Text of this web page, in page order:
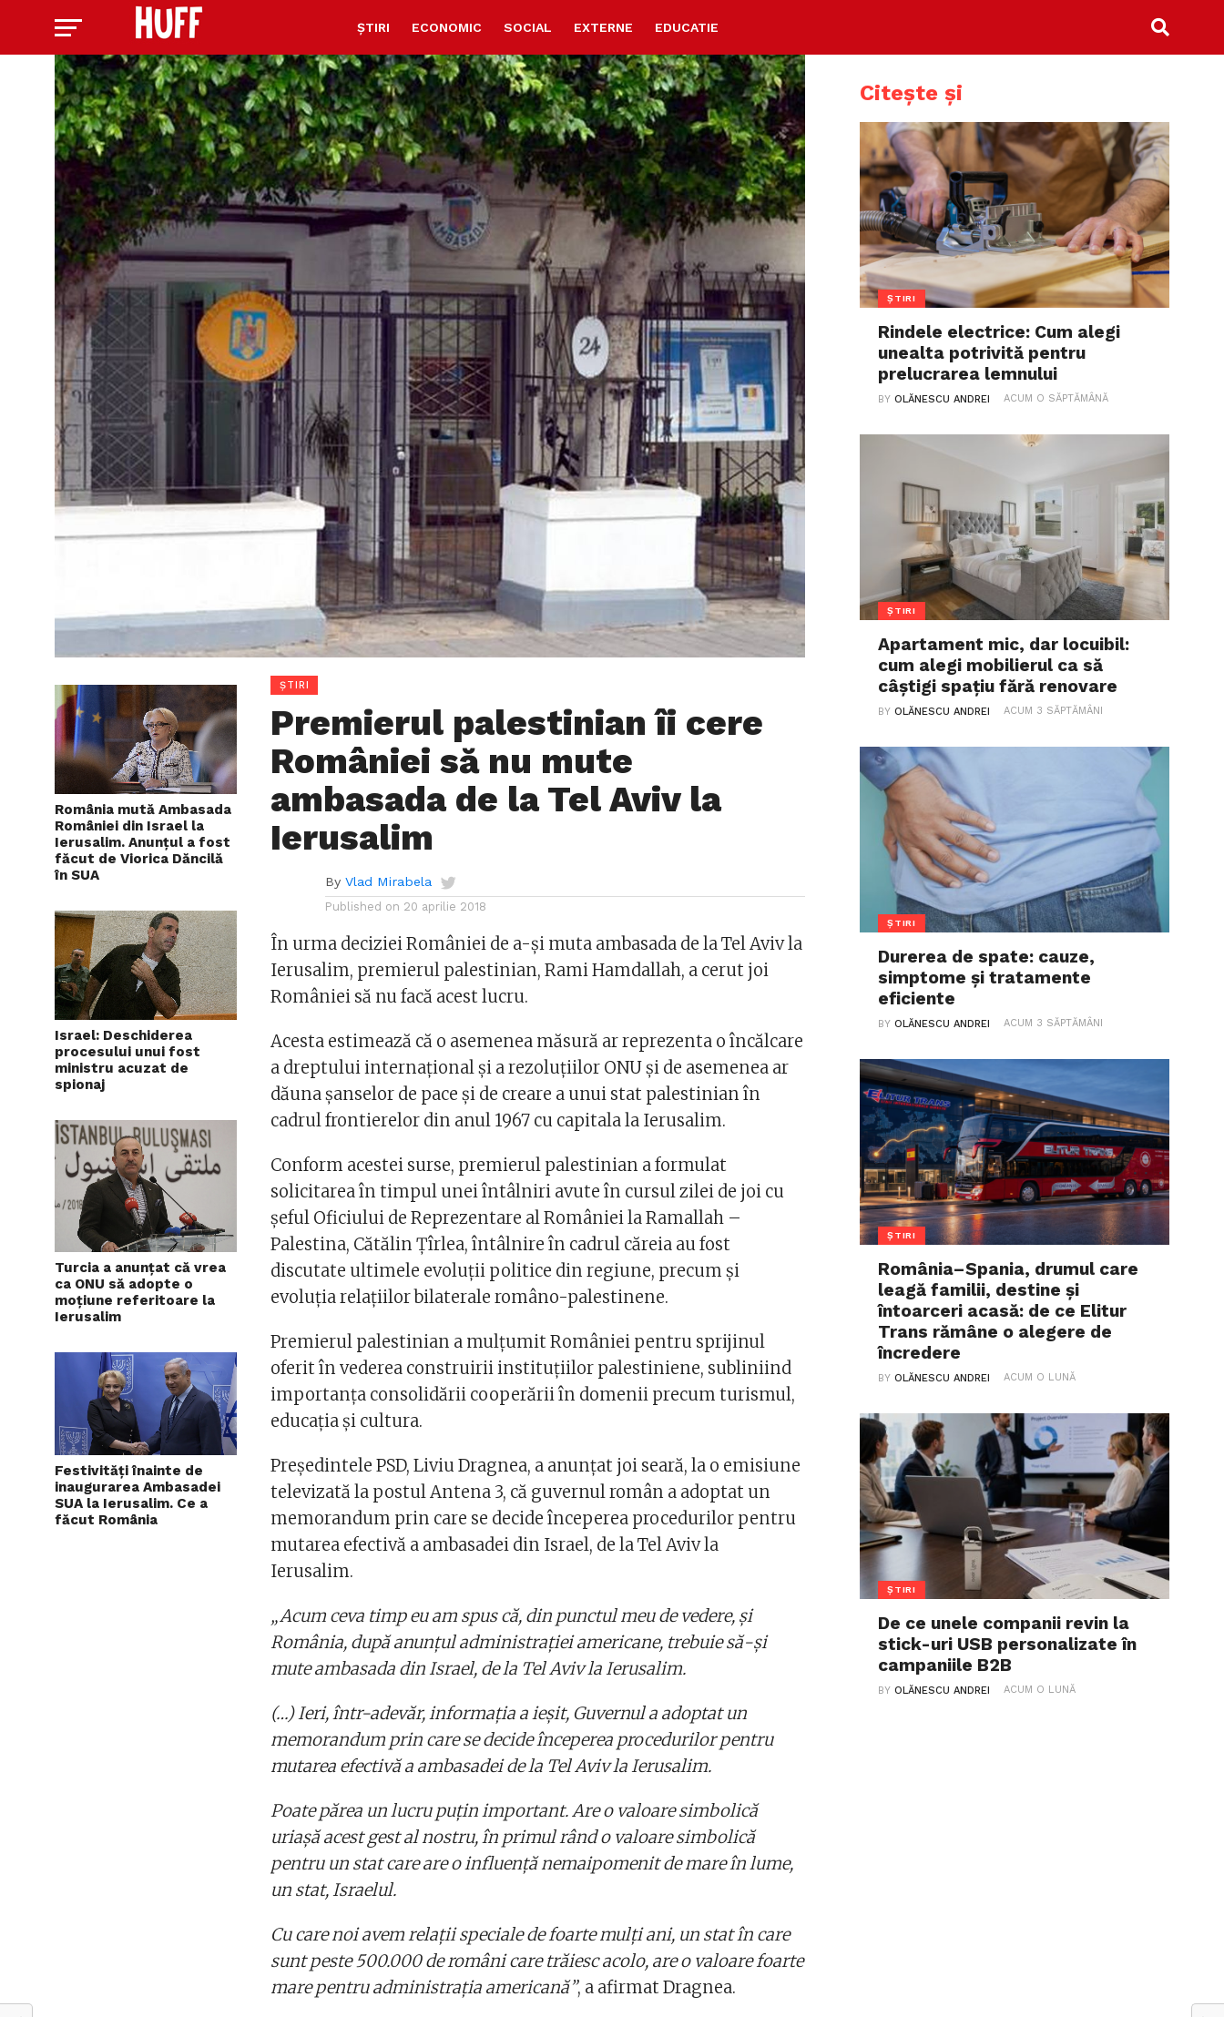
ȘTIRI ECONOMIC SOCIAL EXTERNE EDUCATIE
România mută Ambasada
României din Israel la
Ierusalim. Anunțul a fost
făcut de Viorica Dăncilă
în SUA
Israel: Deschiderea
procesului unui fost
ministru acuzat de
spionaj
Turcia a anunțat că vrea
ca ONU să adopte o
moțiune referitoare la
Ierusalim
Festivități înainte de
inaugurarea Ambasadei
SUA la Ierusalim. Ce a
făcut România
ȘTIRI
Premierul palestinian îi cere
României să nu mute
ambasada de la Tel Aviv la
Ierusalim
By Vlad Mirabela
Published on 20 aprilie 2018
În urma deciziei României de a-și muta ambasada de la Tel Aviv la
Ierusalim, premierul palestinian, Rami Hamdallah, a cerut joi
României să nu facă acest lucru.
Acesta estimează că o asemenea măsură ar reprezenta o încălcare
a dreptului internaţional şi a rezoluţiilor ONU şi de asemenea ar
dăuna şanselor de pace şi de creare a unui stat palestinian în
cadrul frontierelor din anul 1967 cu capitala la Ierusalim.
Conform acestei surse, premierul palestinian a formulat
solicitarea în timpul unei întâlniri avute în cursul zilei de joi cu
şeful Oficiului de Reprezentare al României la Ramallah –
Palestina, Cătălin Ţîrlea, întâlnire în cadrul căreia au fost
discutate ultimele evoluţii politice din regiune, precum şi
evoluţia relaţiilor bilaterale româno-palestinene.
Premierul palestinian a mulţumit României pentru sprijinul
oferit în vederea construirii instituţiilor palestiniene, subliniind
importanţa consolidării cooperării în domenii precum turismul,
educaţia şi cultura.
Preşedintele PSD, Liviu Dragnea, a anunţat joi seară, la o emisiune
televizată la postul Antena 3, că guvernul român a adoptat un
memorandum prin care se decide începerea procedurilor pentru
mutarea efectivă a ambasadei din Israel, de la Tel Aviv la
Ierusalim.
„Acum ceva timp eu am spus că, din punctul meu de vedere, şi
România, după anunţul administraţiei americane, trebuie să-şi
mute ambasada din Israel, de la Tel Aviv la Ierusalim.
(…) Ieri, într-adevăr, informaţia a ieşit, Guvernul a adoptat un
memorandum prin care se decide începerea procedurilor pentru
mutarea efectivă a ambasadei de la Tel Aviv la Ierusalim.
Poate părea un lucru puţin important. Are o valoare simbolică
uriaşă acest gest al nostru, în primul rând o valoare simbolică
pentru un stat care are o influenţă nemaipomenit de mare în lume,
un stat, Israelul.
Cu care noi avem relaţii speciale de foarte mulţi ani, un stat în care
sunt peste 500.000 de români care trăiesc acolo, are o valoare foarte
mare pentru administraţia americană”, a afirmat Dragnea.
Citește și
ȘTIRI
Rindele electrice: Cum alegi
unealta potrivită pentru
prelucrarea lemnului
BYOLĂNESCU ANDREI ACUM O SĂPTĂMÂNĂ
ȘTIRI
Apartament mic, dar locuibil:
cum alegi mobilierul ca să
câștigi spațiu fără renovare
BYOLĂNESCU ANDREI ACUM 3 SĂPTĂMÂNI
ȘTIRI
Durerea de spate: cauze,
simptome și tratamente
eficiente
BYOLĂNESCU ANDREI ACUM 3 SĂPTĂMÂNI
ȘTIRI
România–Spania, drumul care
leagă familii, destine și
întoarceri acasă: de ce Elitur
Trans rămâne o alegere de
încredere
BYOLĂNESCU ANDREI ACUM O LUNĂ
ȘTIRI
De ce unele companii revin la
stick-uri USB personalizate în
campaniile B2B
BYOLĂNESCU ANDREI ACUM O LUNĂ